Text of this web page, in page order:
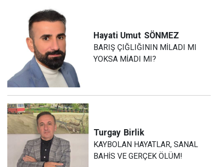
Hayati Umut SÖNMEZ
BARIŞ ÇIĞLIĞININ MİLADI MI
YOKSA MİADI MI?
Turgay Birlik
KAYBOLAN HAYATLAR, SANAL
BAHİS VE GERÇEK ÖLÜM!